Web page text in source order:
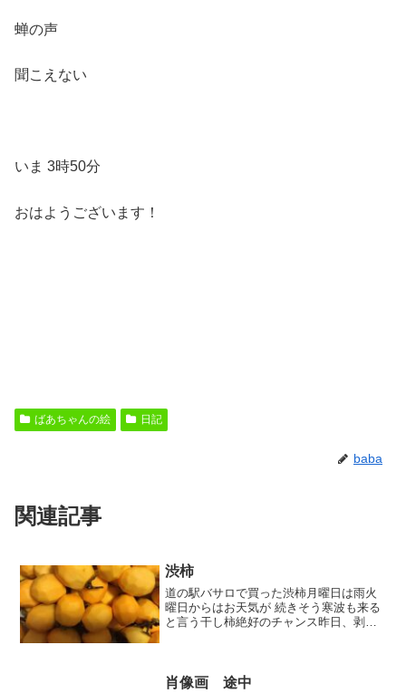
蝉の声
聞こえない
いま 3時50分
おはようございます！
ばあちゃんの絵 日記
baba
関連記事
渋柿
道の駅バサロで買った渋柿月曜日は雨火
曜日からはお天気が 続きそう寒波も来る
と言う干し柿絶好のチャンス昨日、剥き
肖像画 途中